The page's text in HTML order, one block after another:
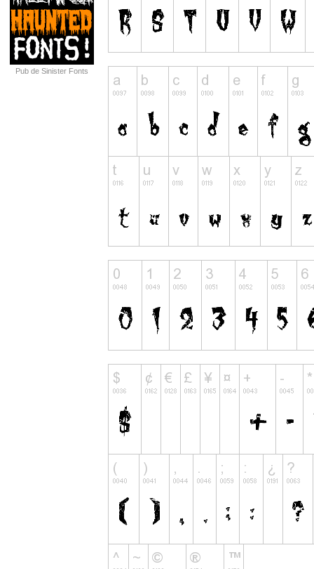
Pub de Sinister Fonts